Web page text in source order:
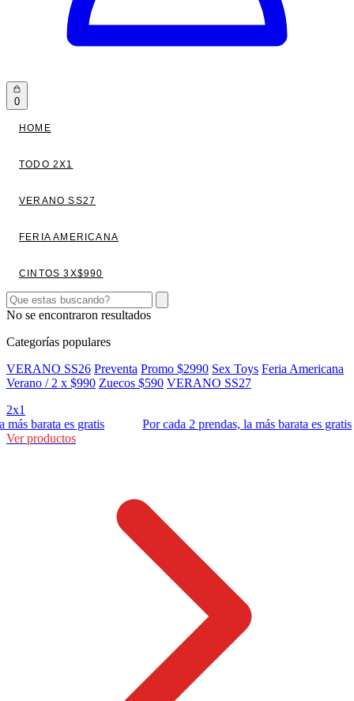
0
HOME
TODO 2X1
VERANO SS27
FERIA AMERICANA
CINTOS 3X$990
No se encontraron resultados
Categorías populares
VERANO SS26 Preventa Promo $2990 Sex Toys Feria Americana
Verano / 2 x $990 Zuecos $590 VERANO SS27
2x1
barata es gratis
Por cada 2 prendas, la más barata es gratis
Ver productos